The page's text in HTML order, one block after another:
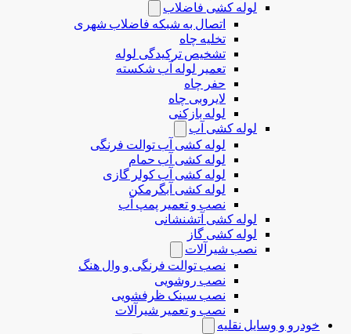
لوله كشی فاضلاب
اتصال به شبکه فاضلاب شهری
تخلیه چاه
تشخیص ترکیدگی لوله
تعمیر لوله آب شکسته
حفر چاه
لایروبی چاه
لوله بازکنی
لوله کشی آب
لوله کشی آب توالت فرنگی
لوله کشی آب حمام
لوله کشی آب کولر گازی
لوله کشی آبگرمکن
نصب و تعمیر پمپ آب
لوله کشی آتشنشانی
لوله کشی گاز
نصب شیرآلات
نصب توالت فرنگی و وال هنگ
نصب روشویی
نصب سینک ظرفشویی
نصب و تعمیر شیرآلات
خودرو و وسایل نقلیه